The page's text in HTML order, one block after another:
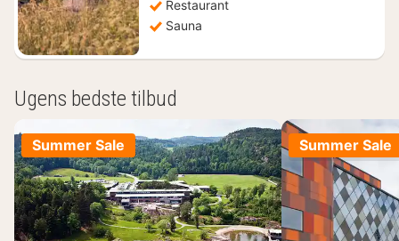
Restaurant
Sauna
Ugens bedste tilbud
Summer Sale Summer Sale